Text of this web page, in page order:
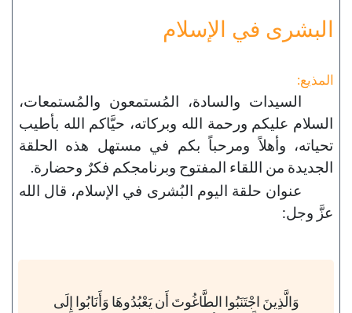
البشرى في الإسلام
المذيع:
السيدات والسادة، المُستمعون والمُستمعات،
السلام عليكم ورحمة الله وبركاته، حيَّاكم الله بأطيب
تحياته، وأهلاً ومرحباً بكم في مستهل هذه الحلقة
الجديدة من اللقاء المفتوح وبرنامجكم فكرٌ وحضارة.
عنوان حلقة اليوم البُشرى في الإسلام، قال الله
عزَّ وجل:
وَالَّذِينَ اجْتَنَبُوا الطَّاغُوتَ أَن يَعْبُدُوهَا وَأَنَابُوا إِلَى